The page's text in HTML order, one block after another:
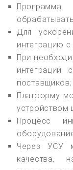
Для
интеграцию
При
интеграции
поставщиков;
Платформу
устройством
Процесс
Через УСУ
качества,